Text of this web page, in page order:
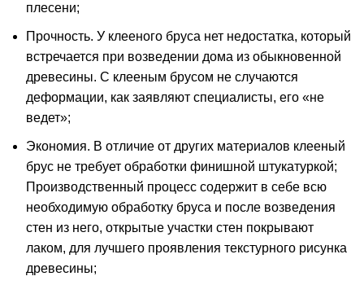
плесени;
Прочность. У клееного бруса нет недостатка, который
встречается при возведении дома из обыкновенной
древесины. С клееным брусом не случаются
деформации, как заявляют специалисты, его «не
ведет»;
Экономия. В отличие от других материалов клееный
брус не требует обработки финишной штукатуркой;
Производственный процесс содержит в себе всю
необходимую обработку бруса и после возведения
стен из него, открытые участки стен покрывают
лаком, для лучшего проявления текстурного рисунка
древесины;